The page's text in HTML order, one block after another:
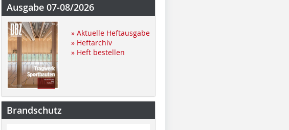
Ausgabe 07-08/2026
» Aktuelle Heftausgabe
» Heftarchiv
» Heft bestellen
Brandschutz